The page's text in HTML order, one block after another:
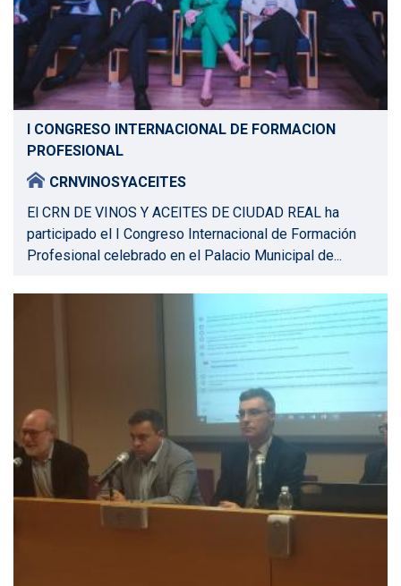
I CONGRESO INTERNACIONAL DE FORMACION
PROFESIONAL
CRNVINOSYACEITES
El CRN DE VINOS Y ACEITES DE CIUDAD REAL ha
participado el I Congreso Internacional de Formación
Profesional celebrado en el Palacio Municipal de...